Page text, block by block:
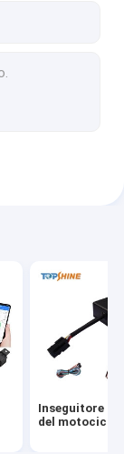
Inseguitore di
del motociclo